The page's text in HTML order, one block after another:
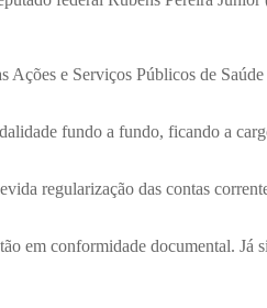
e Serviços Públicos de
fundo a fundo, ficando a
regularização das contas
em conformidade documental. Já